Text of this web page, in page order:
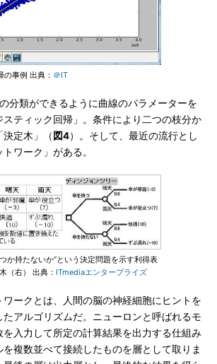
事例 出典： ＠IT
分類ができるように曲線のパラメーターを
ティック回帰」。条件により二つの枝分か
定木」（ 図4）。そして、最近の流行とし
ワーク」がある。
か持たないか”という決定問題を示す利得表
（右） 出典： ITmediaエンタープライズ
ークとは、人間の脳の神経細胞にヒントを
アルゴリズムだ。ニューロンと呼ばれるモ
入力して所定の計算結果を出力する仕組み
複数並べて接続したものを層として取りま